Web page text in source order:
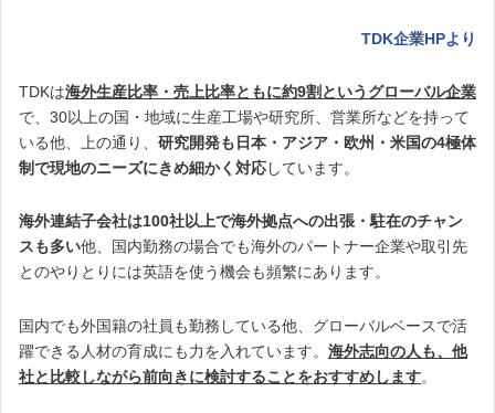
TDK企業HPより
TDKは海外生産比率・売上比率ともに約9割というグローバル企業
で、30以上の国・地域に生産工場や研究所、営業所などを持って
いる他、上の通り、 研究開発も日本・アジア・欧州・米国の4極体
制で現地のニーズにきめ細かく対応しています。
海外連結子会社は100社以上で海外拠点への出張・駐在のチャン
スも多い他、国内勤務の場合でも海外のパートナー企業や取引先
とのやりとりには英語を使う機会も頻繁にあります。
国内でも外国籍の社員も勤務している他、グローバルベースで活
躍できる人材の育成にも力を入れています。 海外志向の人も、他
社と比較しながら前向きに検討することをおすすめします。